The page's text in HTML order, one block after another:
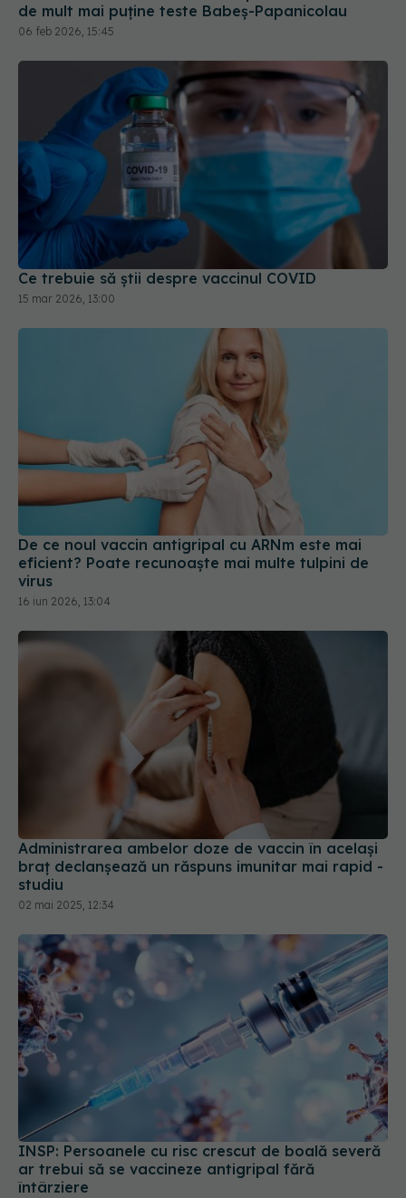
de mult mai puține teste Babeș-Papanicolau
06 feb 2026, 15:45
Ce trebuie să știi despre vaccinul COVID
15 mar 2026, 13:00
De ce noul vaccin antigripal cu ARNm este mai
eficient? Poate recunoaște mai multe tulpini de
virus
16 iun 2026, 13:04
Administrarea ambelor doze de vaccin în acelaşi
braţ declanşează un răspuns imunitar mai rapid -
studiu
02 mai 2025, 12:34
INSP: Persoanele cu risc crescut de boală severă
ar trebui să se vaccineze antigripal fără
întârziere